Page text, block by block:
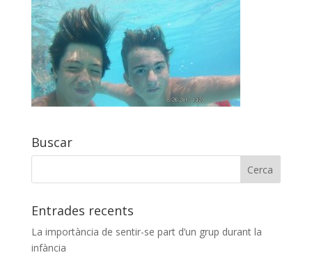
Buscar
Entrades recents
La importància de sentir-se part d’un grup durant la
infància